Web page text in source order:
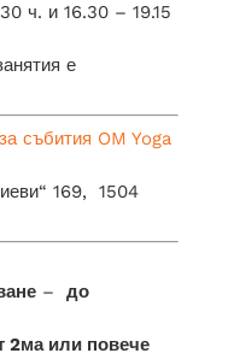
ч. и 16.30 – 19.15
е
събития OM Yoga
169, 1504
– до
2ма или повече